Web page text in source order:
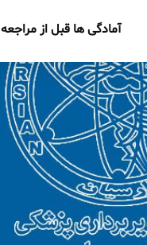
آمادگی ها قبل از مراجعه